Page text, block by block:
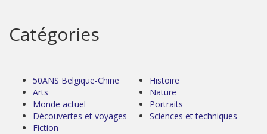
Catégories
50ANS Belgique-Chine
Arts
Monde actuel
Découvertes et voyages
Fiction
Histoire
Nature
Portraits
Sciences et techniques